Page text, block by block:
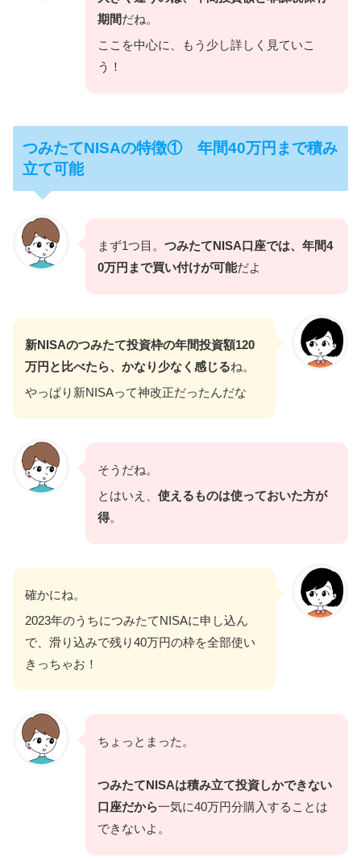
期間だね。
ここを中心に、もう少し詳しく見ていこ
う！
つみたてNISAの特徴① 年間40万円まで積み
立て可能
まず1つ目。 つみたてNISA口座では、年間4
0万円まで買い付けが可能だよ
新NISAのつみたて投資枠の年間投資額120
万円と比べたら、かなり少なく感じるね。
やっぱり新NISAって神改正だったんだな
そうだね。
とはいえ、 使えるものは使っておいた方が
得。
確かにね。
2023年のうちにつみたてNISAに申し込ん
で、滑り込みで残り40万円の枠を全部使い
きっちゃお！
ちょっとまった。
つみたてNISAは積み立て投資しかできない
口座だから一気に40万円分購入することは
できないよ。